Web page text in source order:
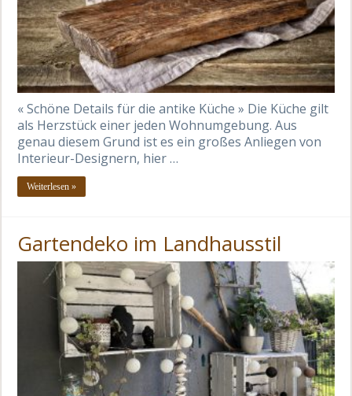
« Schöne Details für die antike Küche » Die Küche gilt
als Herzstück einer jeden Wohnumgebung. Aus
genau diesem Grund ist es ein großes Anliegen von
Interieur-Designern, hier …
Weiterlesen »
Gartendeko im Landhausstil